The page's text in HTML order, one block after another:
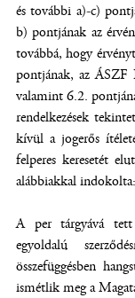
és további a)-c)
b) pontjának az
továbbá, hogy
pontjának, az
valamint 6.2.
rendelkezések
kívül a jogerős
felperes keresetét
alábbiakkal indokolta:
A per tárgyává tett
egyoldalú
összefüggésben
ismétlik meg a